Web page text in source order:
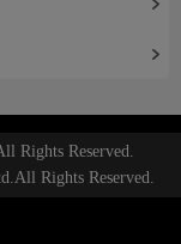
Rights Reserved.
Rights Reserved.